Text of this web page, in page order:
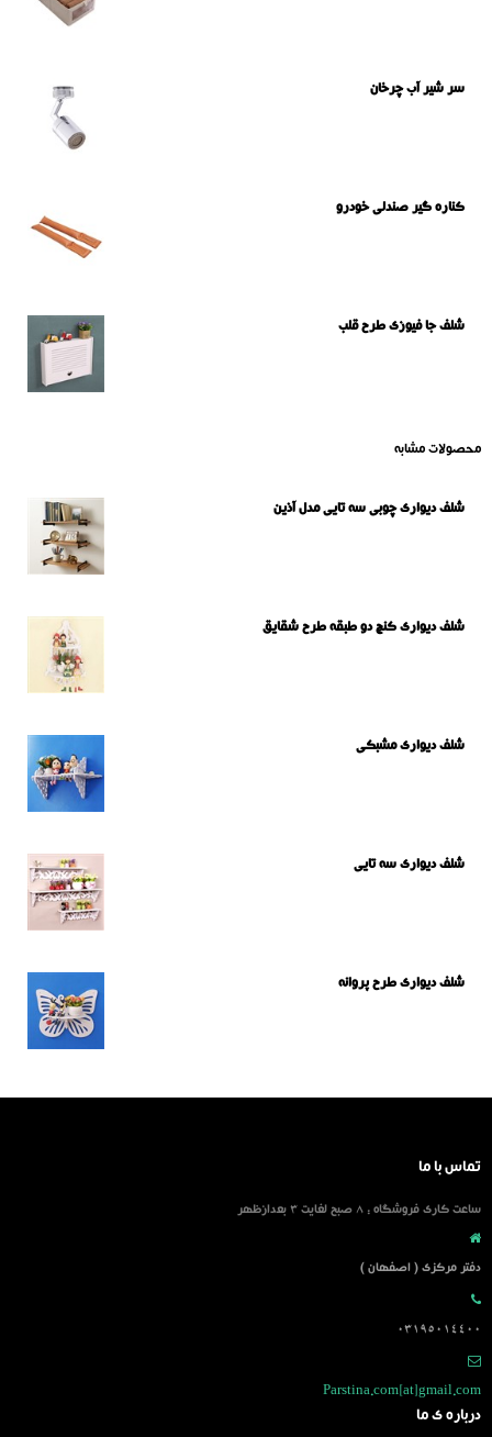
سر شیر آب چرخان
کناره گیر صندلی خودرو
شلف جا فیوزی طرح قلب
محصولات مشابه
شلف دیواری چوبی سه تایی مدل آذین
شلف دیواری کنج دو طبقه طرح شقایق
شلف دیواری مشبکی
شلف دیواری سه تایی
شلف دیواری طرح پروانه
تماس با ما
ساعت کاری فروشگاه : 8 صبح لغایت 3 بعدازظهر
دفتر مرکزی ( اصفهان )
03195014400
Parstina.com[at]gmail.com
درباره ی ما